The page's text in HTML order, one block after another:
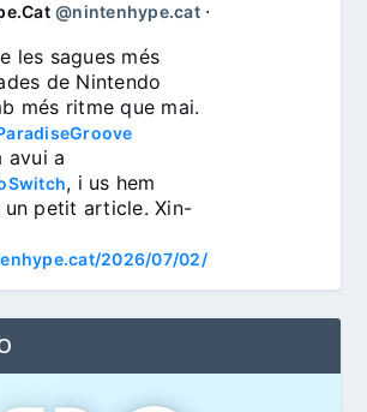
@nintenhype.cat⋅
les sagues més
de Nintendo
, i us hem
un petit article. Xin-
2026/07/02/